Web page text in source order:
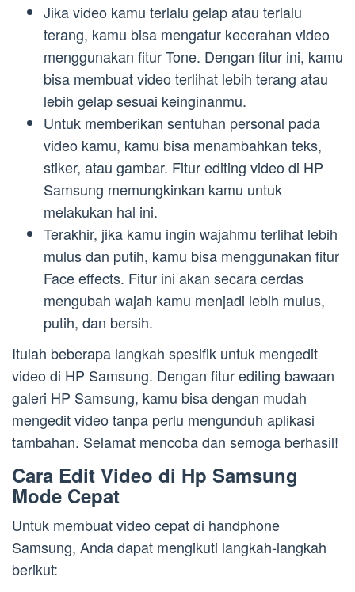
Jika video kamu terlalu gelap atau terlalu
terang, kamu bisa mengatur kecerahan video
menggunakan fitur Tone. Dengan fitur ini, kamu
bisa membuat video terlihat lebih terang atau
lebih gelap sesuai keinginanmu.
Untuk memberikan sentuhan personal pada
video kamu, kamu bisa menambahkan teks,
stiker, atau gambar. Fitur editing video di HP
Samsung memungkinkan kamu untuk
melakukan hal ini.
Terakhir, jika kamu ingin wajahmu terlihat lebih
mulus dan putih, kamu bisa menggunakan fitur
Face effects. Fitur ini akan secara cerdas
mengubah wajah kamu menjadi lebih mulus,
putih, dan bersih.
Itulah beberapa langkah spesifik untuk mengedit
video di HP Samsung. Dengan fitur editing bawaan
galeri HP Samsung, kamu bisa dengan mudah
mengedit video tanpa perlu mengunduh aplikasi
tambahan. Selamat mencoba dan semoga berhasil!
Cara Edit Video di Hp Samsung
Mode Cepat
Untuk membuat video cepat di handphone
Samsung, Anda dapat mengikuti langkah-langkah
berikut: